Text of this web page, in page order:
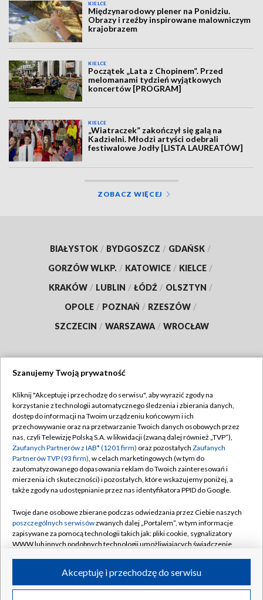
KIELCE
Międzynarodowy plener na Ponidziu.
Obrazy i rzeźby inspirowane malowniczym
krajobrazem
KIELCE
Początek „Lata z Chopinem”. Przed
melomanami tydzień wyjątkowych
koncertów [PROGRAM]
KIELCE
„Wiatraczek” zakończył się galą na
Kadzielni. Młodzi artyści odebrali
festiwalowe Jodły [LISTA LAUREATÓW]
ZOBACZ WIĘCEJ
BIAŁYSTOK / BYDGOSZCZ / GDAŃSK /
GORZÓW WLKP. / KATOWICE / KIELCE /
KRAKÓW / LUBLIN / ŁÓDŹ / OLSZTYN /
OPOLE / POZNAŃ / RZESZÓW /
SZCZECIN / WARSZAWA / WROCŁAW
TVP
Abonament TVP
Emisja w TVP
Centrum informacji TVP
Naziemna Telewizja Cyfrowa
Rada Programowa
System NOS
Informacje o nadawcy
Program dla prasy
Regulamin TVP
Polityka prywatności
Moje zgody
Pomoc
Kontakt
Kanały
©2026 Telewizja Polska S.A. w likwidacji
Szanujemy Twoją prywatność
Kliknij "Akceptuję i przechodzę do serwisu", aby wyrazić zgody na
korzystanie z technologii automatycznego śledzenia i zbierania danych,
dostęp do informacji na Twoim urządzeniu końcowym i ich
przechowywanie oraz na przetwarzanie Twoich danych osobowych przez
nas, czyli Telewizję Polską S.A. w likwidacji (zwaną dalej również „TVP”),
Zaufanych Partnerów z IAB* (1201 firm) oraz pozostałych Zaufanych
Partnerów TVP (93 firm), w celach marketingowych (w tym do
zautomatyzowanego dopasowania reklam do Twoich zainteresowań i
mierzenia ich skuteczności) i pozostałych, które wskazujemy poniżej, a
także zgody na udostępnianie przez nas identyfikatora PPID do Google.
Twoje dane osobowe zbierane podczas odwiedzania przez Ciebie naszych
poszczególnych serwisówzwanych dalej „Portalem”, w tym informacje
zapisywane za pomocą technologii takich jak: pliki cookie, sygnalizatory
WWW lub innych podobnych technologii umożliwiających świadczenie
ruchu w Internecie.Akceptuję i przechodzę do serwisu